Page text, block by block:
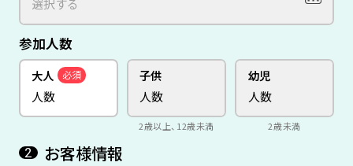
参加人数
大人 必須 子供
2歳以上、12歳未満
幼児
2歳未満
2 お客様情報